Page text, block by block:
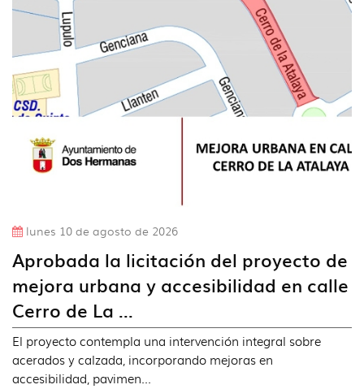
idioma
lunes 10 de agosto de 2026
Aprobada la licitación del proyecto de
mejora urbana y accesibilidad en calle
Cerro de La ...
El proyecto contempla una intervención integral sobre
acerados y calzada, incorporando mejoras en
accesibilidad, pavimen...